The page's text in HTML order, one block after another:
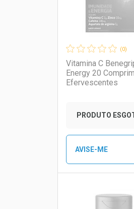
Ativar Desconto
Comprar sem
Comprar sem
(0)
Vitamina C
Energy 20
Efervescentes
PRODUTO
AVISE-ME